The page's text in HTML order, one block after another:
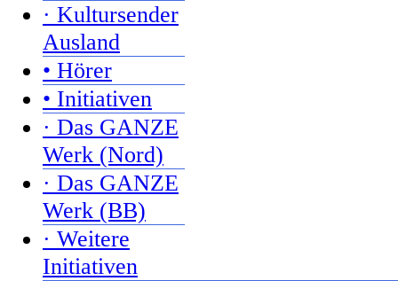
· Kultursender
Ausland
• Hörer
• Initiativen
· Das GANZE
Werk (Nord)
· Das GANZE
Werk (BB)
· Weitere
Initiativen